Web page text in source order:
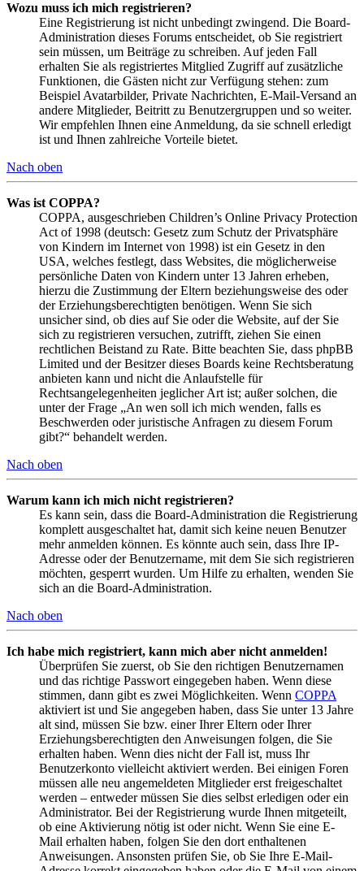
Wozu muss ich mich registrieren?
Eine Registrierung ist nicht unbedingt zwingend. Die Board-
Administration dieses Forums entscheidet, ob Sie registriert
sein müssen, um Beiträge zu schreiben. Auf jeden Fall
erhalten Sie als registriertes Mitglied Zugriff auf zusätzliche
Funktionen, die Gästen nicht zur Verfügung stehen: zum
Beispiel Avatarbilder, Private Nachrichten, E-Mail-Versand an
andere Mitglieder, Beitritt zu Benutzergruppen und so weiter.
Wir empfehlen Ihnen eine Anmeldung, da sie schnell erledigt
ist und Ihnen zahlreiche Vorteile bietet.
Nach oben
Was ist COPPA?
COPPA, ausgeschrieben Children’s Online Privacy Protection
Act of 1998 (deutsch: Gesetz zum Schutz der Privatsphäre
von Kindern im Internet von 1998) ist ein Gesetz in den
USA, welches festlegt, dass Websites, die möglicherweise
persönliche Daten von Kindern unter 13 Jahren erheben,
hierzu die Zustimmung der Eltern beziehungsweise des oder
der Erziehungsberechtigten benötigen. Wenn Sie sich
unsicher sind, ob dies auf Sie oder die Website, auf der Sie
sich zu registrieren versuchen, zutrifft, ziehen Sie einen
rechtlichen Beistand zu Rate. Bitte beachten Sie, dass phpBB
Limited und der Besitzer dieses Boards keine Rechtsberatung
anbieten kann und nicht die Anlaufstelle für
Rechtsangelegenheiten jeglicher Art ist; außer solchen, die
unter der Frage „An wen soll ich mich wenden, falls es
Beschwerden oder juristische Anfragen zu diesem Forum
gibt?“ behandelt werden.
Nach oben
Warum kann ich mich nicht registrieren?
Es kann sein, dass die Board-Administration die Registrierung
komplett ausgeschaltet hat, damit sich keine neuen Benutzer
mehr anmelden können. Es könnte auch sein, dass Ihre IP-
Adresse oder der Benutzername, mit dem Sie sich registrieren
möchten, gesperrt wurden. Um Hilfe zu erhalten, wenden Sie
sich an die Board-Administration.
Nach oben
Ich habe mich registriert, kann mich aber nicht anmelden!
Überprüfen Sie zuerst, ob Sie den richtigen Benutzernamen
und das richtige Passwort eingegeben haben. Wenn diese
stimmen, dann gibt es zwei Möglichkeiten. Wenn COPPA
aktiviert ist und Sie angegeben haben, dass Sie unter 13 Jahre
alt sind, müssen Sie bzw. einer Ihrer Eltern oder Ihrer
Erziehungsberechtigten den Anweisungen folgen, die Sie
erhalten haben. Wenn dies nicht der Fall ist, muss Ihr
Benutzerkonto vielleicht aktiviert werden. Bei einigen Foren
müssen alle neu angemeldeten Mitglieder erst freigeschaltet
werden – entweder müssen Sie dies selbst erledigen oder ein
Administrator. Bei der Registrierung wurde Ihnen mitgeteilt,
ob eine Aktivierung nötig ist oder nicht. Wenn Sie eine E-
Mail erhalten haben, folgen Sie den dort enthaltenen
Anweisungen. Ansonsten prüfen Sie, ob Sie Ihre E-Mail-